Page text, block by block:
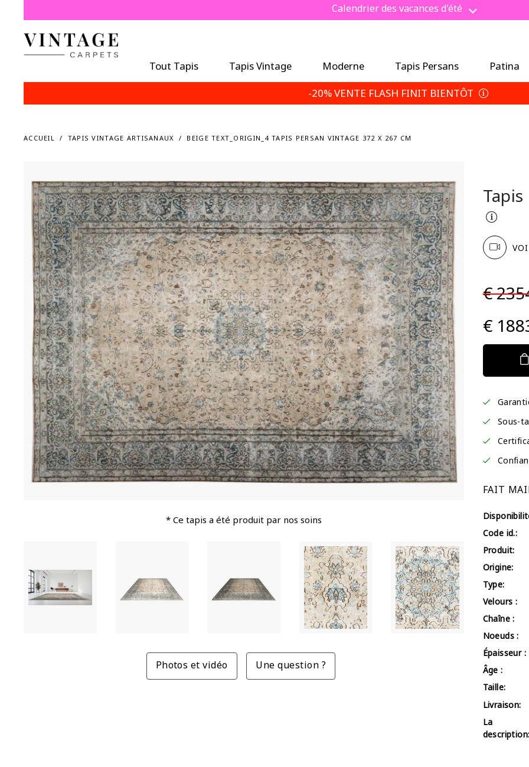
Économisez 5 % de plus — Choisissez vos conditions de retour
Tout Tapis Tapis Vintage Moderne Tapis Persans Patina
-20% VENTE FLASH FINIT BIENTÔT
ACCUEIL TAPIS VINTAGE ARTISANAUX BEIGE TEXT_ORIGIN_4 TAPIS PERSAN VINTAGE 372 X 267 CM
* Ce tapis a été produit par nos soins
Photos et vidéo Une question ?
€
€
Sous-
FAIT
Code id.:
Produit:
Origine:
Type:
Velours :
Chaîne :
Noeuds :
Épaisseur :
Âge :
Taille:
Livraison:
La
description: